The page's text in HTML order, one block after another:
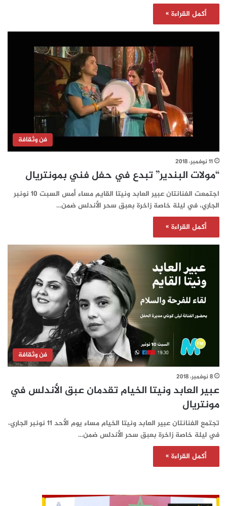
أكمل القراءة »
فن وثقافة
11 نوفمبر، 2018
“مولات البندير” تبدع في حفل فني بمونتريال
اجتمعت الفنانتان عبير العابد ونيتا القايم مساء أمس السبت 10 نونبر
الجاري، في ليلة خاصة زاخرة بعبق سحر الأندلس ضمن…
أكمل القراءة »
فن وثقافة
8 نوفمبر، 2018
عبير العابد ونيتا الخيام تقدمان عبق الأندلس في
مونتريال
تجتمع الفنانتان عبير العابد ونيتا الخيام مساء يوم الأحد 11 نونبر الجاري،
في ليلة خاصة زاخرة بعبق سحر الأندلس ضمن…
أكمل القراءة »